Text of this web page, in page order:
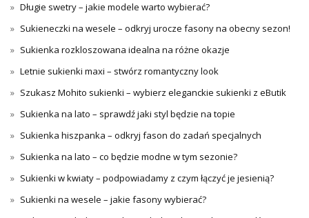
Długie swetry – jakie modele warto wybierać?
Sukieneczki na wesele – odkryj urocze fasony na obecny sezon!
Sukienka rozkloszowana idealna na różne okazje
Letnie sukienki maxi – stwórz romantyczny look
Szukasz Mohito sukienki – wybierz eleganckie sukienki z eButik
Sukienka na lato – sprawdź jaki styl będzie na topie
Sukienka hiszpanka – odkryj fason do zadań specjalnych
Sukienka na lato – co będzie modne w tym sezonie?
Sukienki w kwiaty – podpowiadamy z czym łączyć je jesienią?
Sukienki na wesele – jakie fasony wybierać?